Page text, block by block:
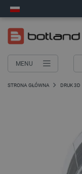
MENU
STRONA GŁÓWNA DRUK 3D